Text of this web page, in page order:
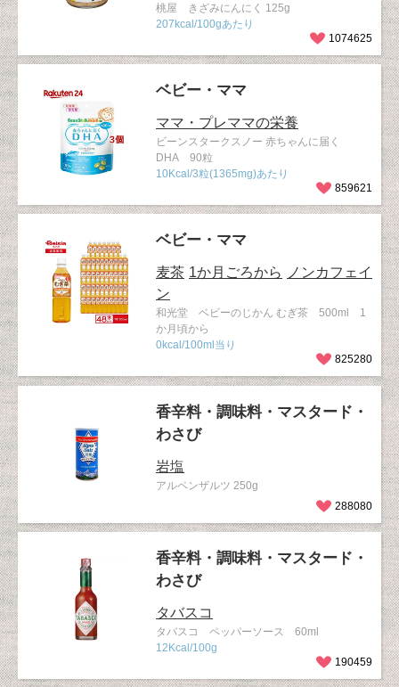
桃屋 きざみにんにく 125g
207kcal/100gあたり
1074625
ベビー・ママ
ママ・プレママの栄養
ビーンスタークスノー 赤ちゃんに届く
DHA 90粒
10Kcal/3粒(1365mg)あたり
859621
ベビー・ママ
麦茶 1か月ごろから
ノンカフェイ
ン
和光堂 ベビーのじかん むぎ茶 500ml 1
か月頃から
0kcal/100ml当り
825280
香辛料・調味料・マスタード・
わさび
岩塩
アルペンザルツ 250g
288080
香辛料・調味料・マスタード・
わさび
タバスコ
タバスコ ペッパーソース 60ml
12Kcal/100g
190459